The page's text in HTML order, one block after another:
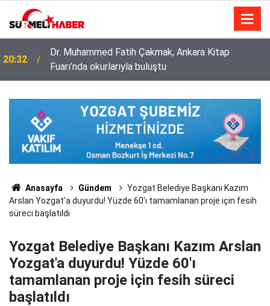
14:52
Diyanet İşleri Başkanlığı ile Türkiye Diyanet Vakfı
milyonları sevindirdi
Anasayfa Gündem
Yozgat Belediye Başkanı Kazım
Arslan Yozgat'a duyurdu! Yüzde 60'ı tamamlanan proje için fesih
süreci başlatıldı
Yozgat Belediye Başkanı Kazım Arslan
Yozgat'a duyurdu! Yüzde 60'ı
tamamlanan proje için fesih süreci
başlatıldı